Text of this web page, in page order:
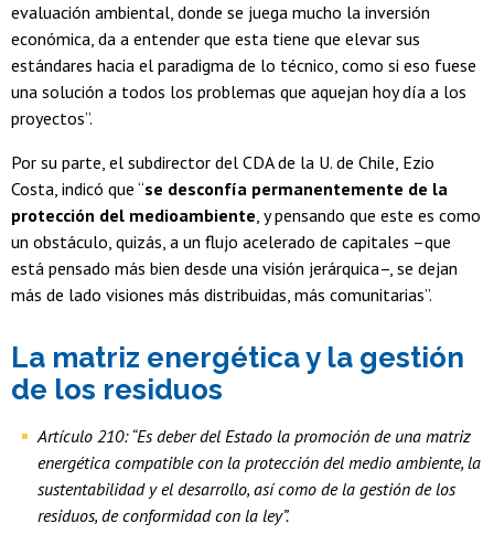
evaluación ambiental, donde se juega mucho la inversión
económica, da a entender que esta tiene que elevar sus
estándares hacia el paradigma de lo técnico, como si eso fuese
una solución a todos los problemas que aquejan hoy día a los
proyectos”.
Por su parte, el subdirector del CDA de la U. de Chile, Ezio
Costa, indicó que “se desconfía permanentemente de la
protección del medioambiente, y pensando que este es como
un obstáculo, quizás, a un flujo acelerado de capitales –que
está pensado más bien desde una visión jerárquica–, se dejan
más de lado visiones más distribuidas, más comunitarias”.
La matriz energética y la gestión
de los residuos
Artículo 210: “Es deber del Estado la promoción de una matriz
energética compatible con la protección del medio ambiente, la
sustentabilidad y el desarrollo, así como de la gestión de los
residuos, de conformidad con la ley”.